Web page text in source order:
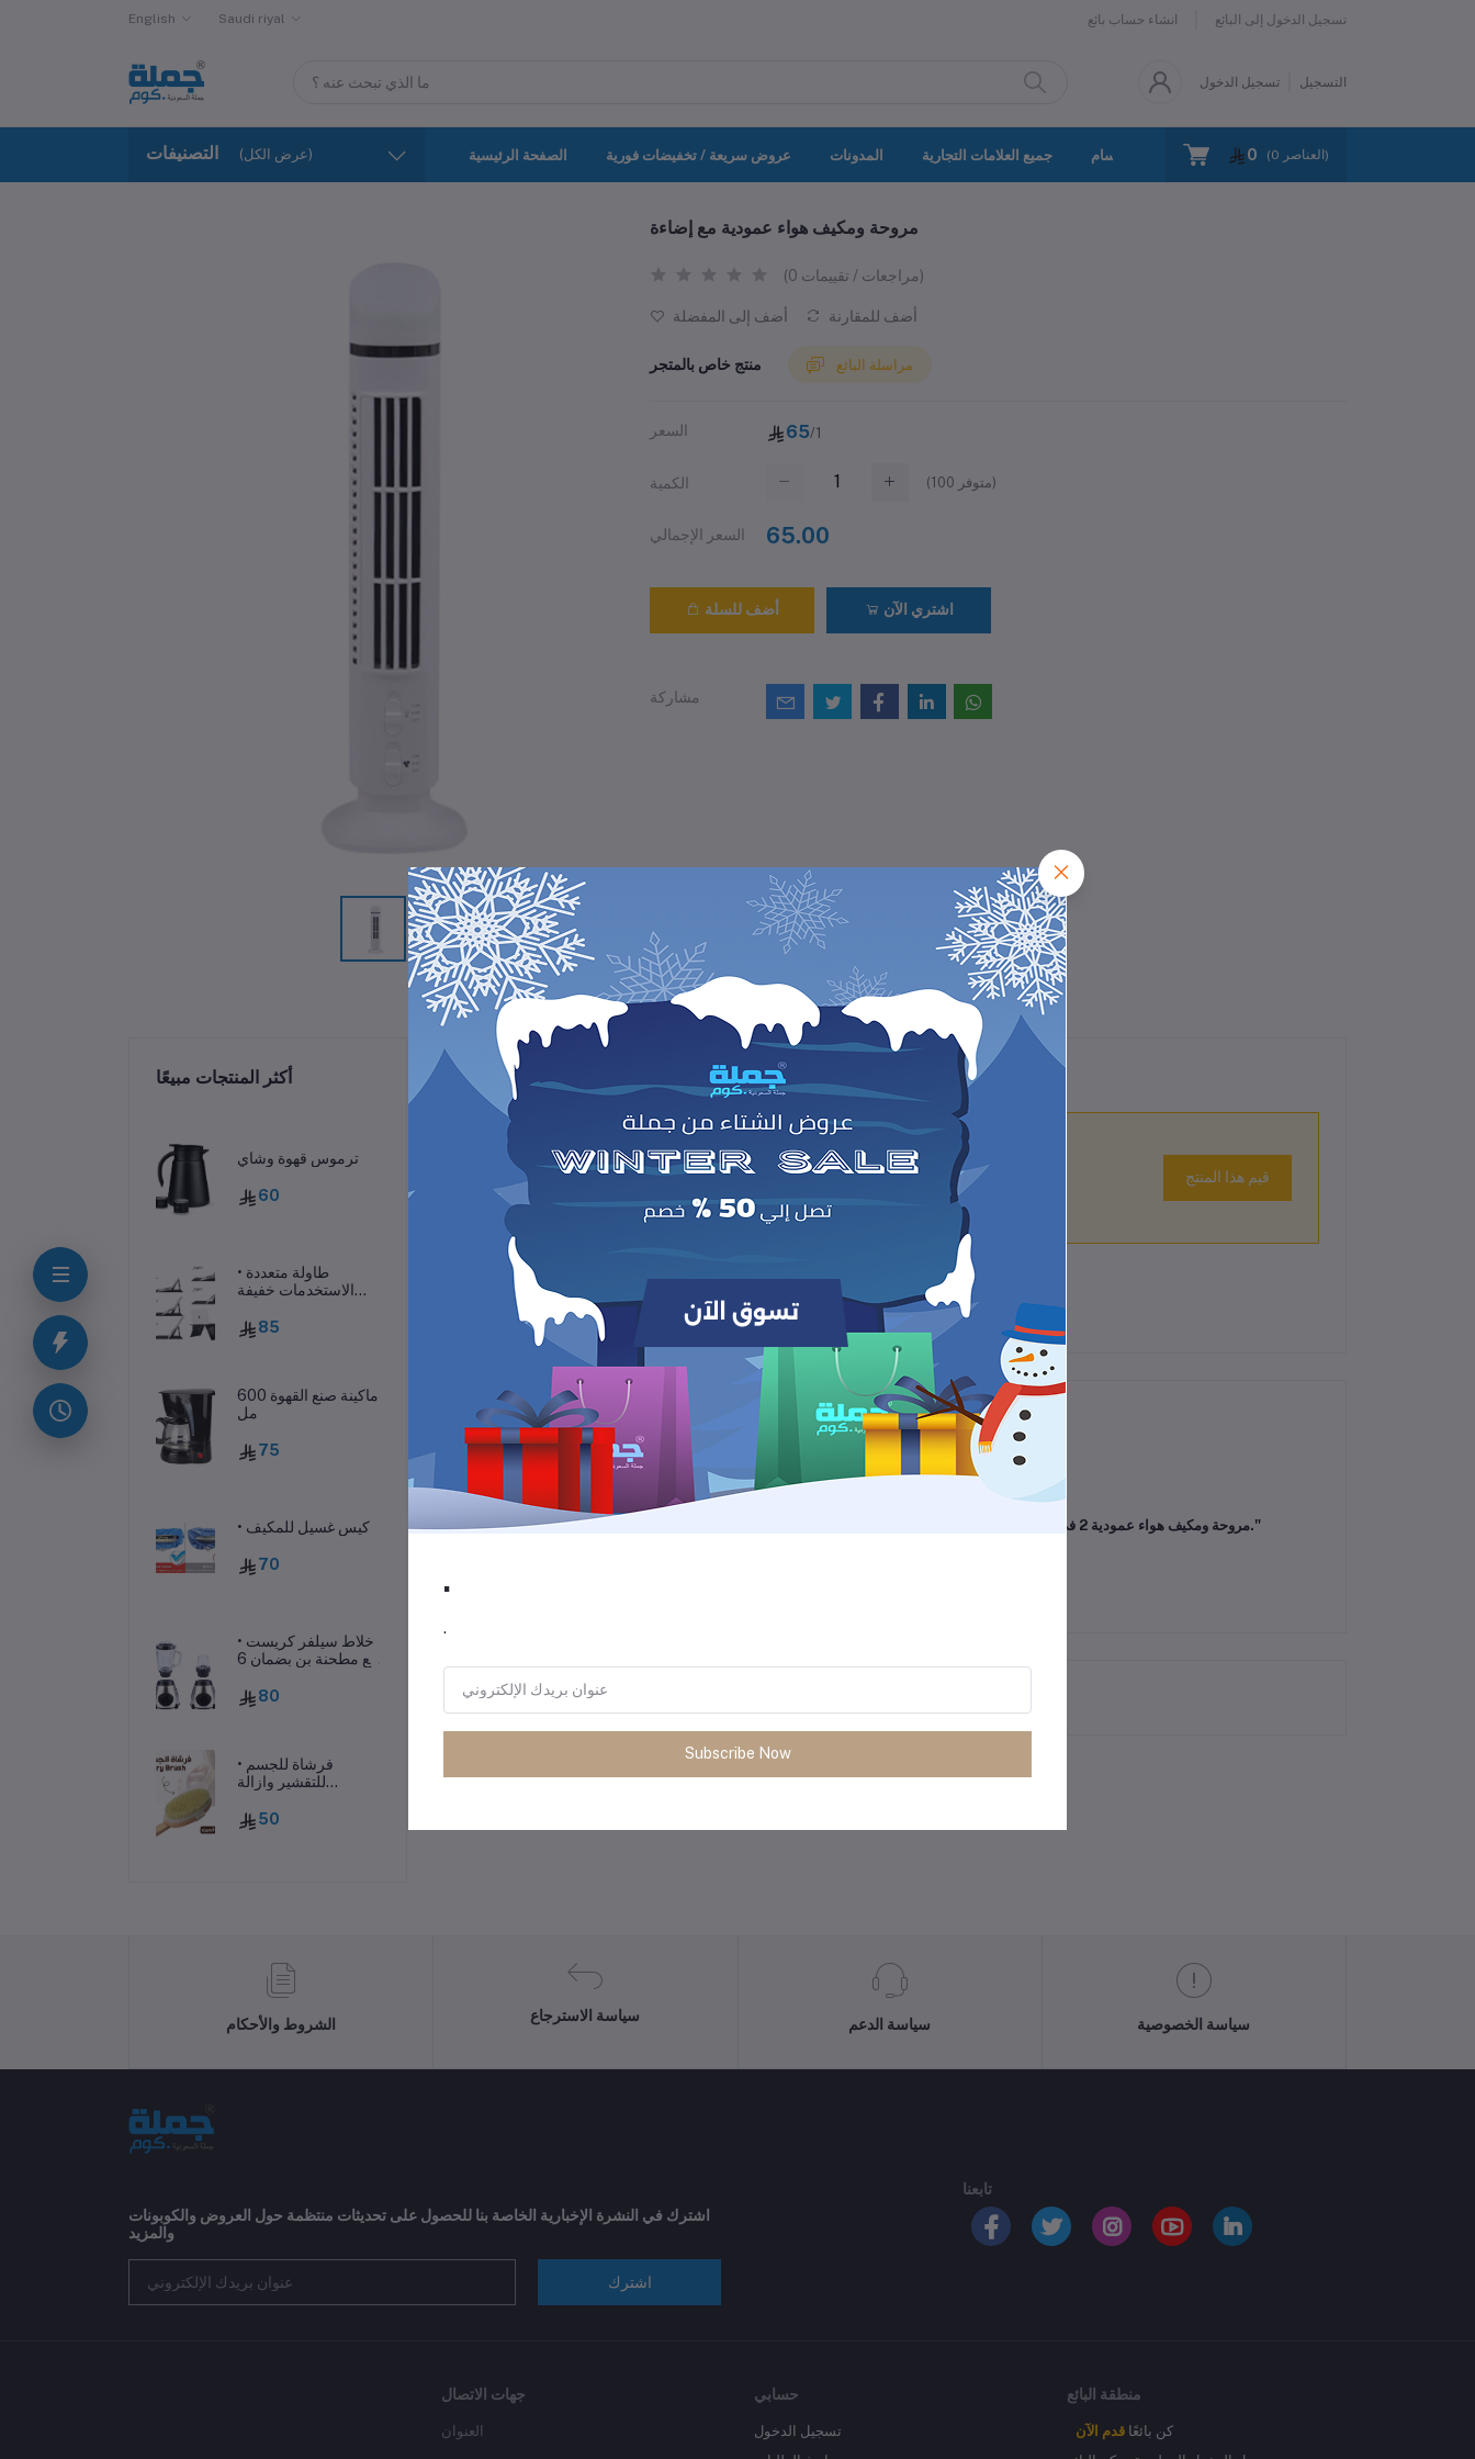
English Saudi riyal انشاء حساب بائع تسجيل الدخول إلى البائع
تسجيل الدخول التسجيل
التصنيفات (عرض الكل) الصفحة الرئيسية عروض سريعة / تخفيضات فورية المدونات جميع العلامات التجارية جميع الأقسام اتصل بنا سياسة الخصوصية 0 (0 العناصر)
مروحة ومكيف هواء عمودية مع إضاءة
(0 مراجعات / تقييمات)
أضف إلى المفضلة أضف للمقارنة
منتج خاص بالمتجر مراسلة البائع
السعر 65/1
الكمية (100 متوفر)
السعر الإجمالي 65.00
أضف للسلة اشتري الآن
مشاركة
أكثر المنتجات مبيعًا
ترموس قهوة وشاي
60
• طاولة متعددة
الاستخدمات خفيفة
85
ماكينة صنع القهوة 600
مل
75
• كيس غسيل للمكيف
70
• خلاط سيلفر كريست
مع مطحنة بن بضمان 6
80
• فرشاة للجسم
للتقشير وازالة
50
التقييمات والمراجعات
0 من أصل 5.0 (0 مراجعات / تقييمات) قيم هذا المنتج
لم تكن هناك تقييمات لهذا المنتج حتى الآن.
وصف
"مروحة ومكيف هواء عمودية 2 في 1 – تبريد فعال مع إضاءة مدمجة، تصميم أنيق يوفر أداء عالي ويوفر المساحة، مثالية للمنازل والمكاتب."
المنتجات التي يتم شراؤها بشكل متكرر
الشروط والأحكام
سياسة الاسترجاع
سياسة الدعم سياسة الخصوصية
اشترك في النشرة الإخبارية الخاصة بنا للحصول على تحديثات منتظمة حول العروض والكوبونات
والمزيد
اشترك
تابعنا
جهات الاتصال
العنوان
حسابي
تسجيل الدخول
منطقة البائع
كن بائعًا قدم الآن
.
.
Subscribe Now